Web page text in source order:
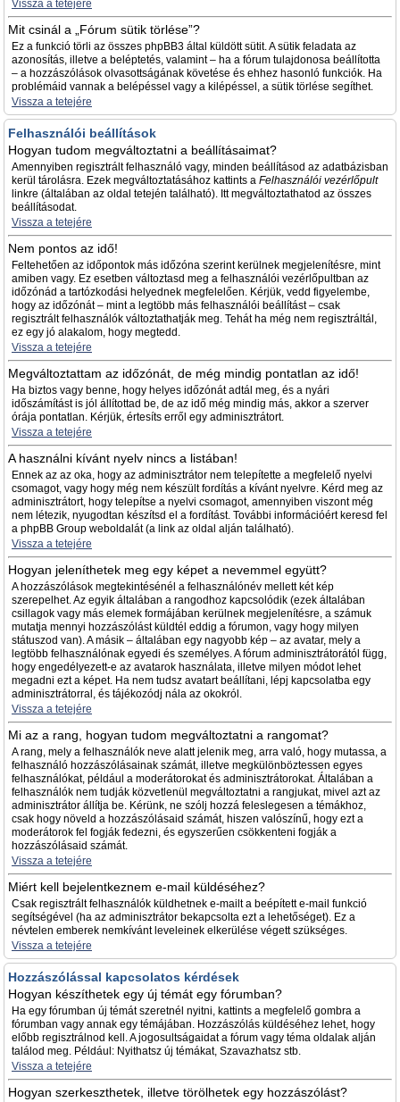
Vissza a tetejére
Mit csinál a „Fórum sütik törlése”?
Ez a funkció törli az összes phpBB3 által küldött sütit. A sütik feladata az
azonosítás, illetve a beléptetés, valamint – ha a fórum tulajdonosa beállította
– a hozzászólások olvasottságának követése és ehhez hasonló funkciók. Ha
problémáid vannak a belépéssel vagy a kilépéssel, a sütik törlése segíthet.
Vissza a tetejére
Felhasználói beállítások
Hogyan tudom megváltoztatni a beállításaimat?
Amennyiben regisztrált felhasználó vagy, minden beállításod az adatbázisban
kerül tárolásra. Ezek megváltoztatásához kattints a Felhasználói vezérlőpult
linkre (általában az oldal tetején található). Itt megváltoztathatod az összes
beállításodat.
Vissza a tetejére
Nem pontos az idő!
Feltehetően az időpontok más időzóna szerint kerülnek megjelenítésre, mint
amiben vagy. Ez esetben változtasd meg a felhasználói vezérlőpultban az
időzónád a tartózkodási helyednek megfelelően. Kérjük, vedd figyelembe,
hogy az időzónát – mint a legtöbb más felhasználói beállítást – csak
regisztrált felhasználók változtathatják meg. Tehát ha még nem regisztráltál,
ez egy jó alakalom, hogy megtedd.
Vissza a tetejére
Megváltoztattam az időzónát, de még mindig pontatlan az idő!
Ha biztos vagy benne, hogy helyes időzónát adtál meg, és a nyári
időszámítást is jól állítottad be, de az idő még mindig más, akkor a szerver
órája pontatlan. Kérjük, értesíts erről egy adminisztrátort.
Vissza a tetejére
A használni kívánt nyelv nincs a listában!
Ennek az az oka, hogy az adminisztrátor nem telepítette a megfelelő nyelvi
csomagot, vagy hogy még nem készült fordítás a kívánt nyelvre. Kérd meg az
adminisztrátort, hogy telepítse a nyelvi csomagot, amennyiben viszont még
nem létezik, nyugodtan készítsd el a fordítást. További információért keresd fel
a phpBB Group weboldalát (a link az oldal alján található).
Vissza a tetejére
Hogyan jeleníthetek meg egy képet a nevemmel együtt?
A hozzászólások megtekintésénél a felhasználónév mellett két kép
szerepelhet. Az egyik általában a rangodhoz kapcsolódik (ezek általában
csillagok vagy más elemek formájában kerülnek megjelenítésre, a számuk
mutatja mennyi hozzászólást küldtél eddig a fórumon, vagy hogy milyen
státuszod van). A másik – általában egy nagyobb kép – az avatar, mely a
legtöbb felhasználónak egyedi és személyes. A fórum adminisztrátorától függ,
hogy engedélyezett-e az avatarok használata, illetve milyen módot lehet
megadni ezt a képet. Ha nem tudsz avatart beállítani, lépj kapcsolatba egy
adminisztrátorral, és tájékozódj nála az okokról.
Vissza a tetejére
Mi az a rang, hogyan tudom megváltoztatni a rangomat?
A rang, mely a felhasználók neve alatt jelenik meg, arra való, hogy mutassa, a
felhasználó hozzászólásainak számát, illetve megkülönböztessen egyes
felhasználókat, például a moderátorokat és adminisztrátorokat. Általában a
felhasználók nem tudják közvetlenül megváltoztatni a rangjukat, mivel azt az
adminisztrátor állítja be. Kérünk, ne szólj hozzá feleslegesen a témákhoz,
csak hogy növeld a hozzászólásaid számát, hiszen valószínű, hogy ezt a
moderátorok fel fogják fedezni, és egyszerűen csökkenteni fogják a
hozzászólásaid számát.
Vissza a tetejére
Miért kell bejelentkeznem e-mail küldéséhez?
Csak regisztrált felhasználók küldhetnek e-mailt a beépített e-mail funkció
segítségével (ha az adminisztrátor bekapcsolta ezt a lehetőséget). Ez a
névtelen emberek nemkívánt leveleinek elkerülése végett szükséges.
Vissza a tetejére
Hozzászólással kapcsolatos kérdések
Hogyan készíthetek egy új témát egy fórumban?
Ha egy fórumban új témát szeretnél nyitni, kattints a megfelelő gombra a
fórumban vagy annak egy témájában. Hozzászólás küldéséhez lehet, hogy
előbb regisztrálnod kell. A jogosultságaidat a fórum vagy téma oldalak alján
találod meg. Például: Nyithatsz új témákat, Szavazhatsz stb.
Vissza a tetejére
Hogyan szerkeszthetek, illetve törölhetek egy hozzászólást?